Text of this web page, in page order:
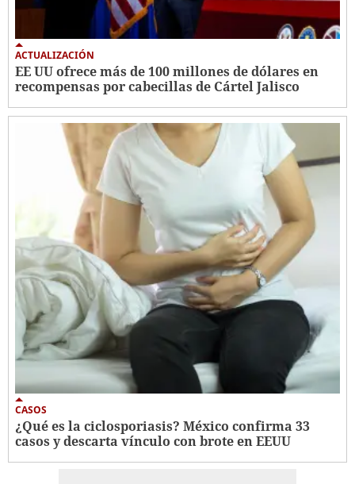
ACTUALIZACIÓN
EE UU ofrece más de 100 millones de dólares en
recompensas por cabecillas de Cártel Jalisco
CASOS
¿Qué es la ciclosporiasis? México confirma 33
casos y descarta vínculo con brote en EEUU